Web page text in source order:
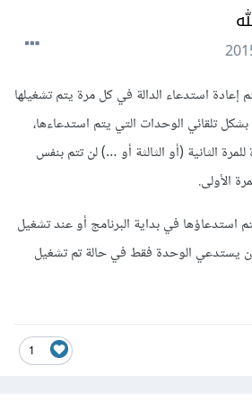
استدعاء الدالة في كل مرة يتم تشغيلها
تلقائي الوحدات التي يتم استدعاءها،
الثانية (أو الثالثة أو …) لن تتم بنفس
الأولى.
في بداية البرنامج أو عند تشغيل
يستدعي الوحدة فقط في حالة تم تشغيل
1